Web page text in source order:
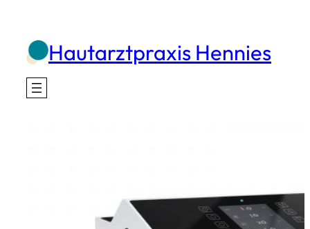
Inhalt
springenHautarztpraxis Hennies